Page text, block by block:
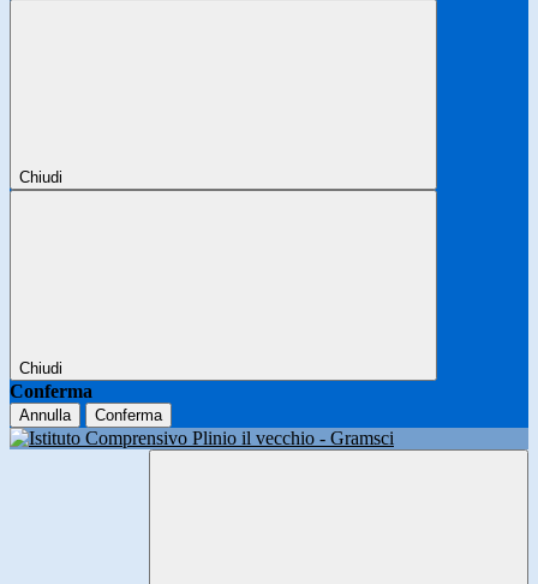
Chiudi
Chiudi
Conferma
Annulla Conferma